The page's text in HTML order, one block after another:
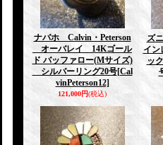
ナバホ Calvin・Peterson
オーバレイ 14Kゴール
ド バッファロー(Mサイズ)
シルバーリング20号[Cal
vinPeterson12]
121,000円(税込)
ズ
イ
ッ